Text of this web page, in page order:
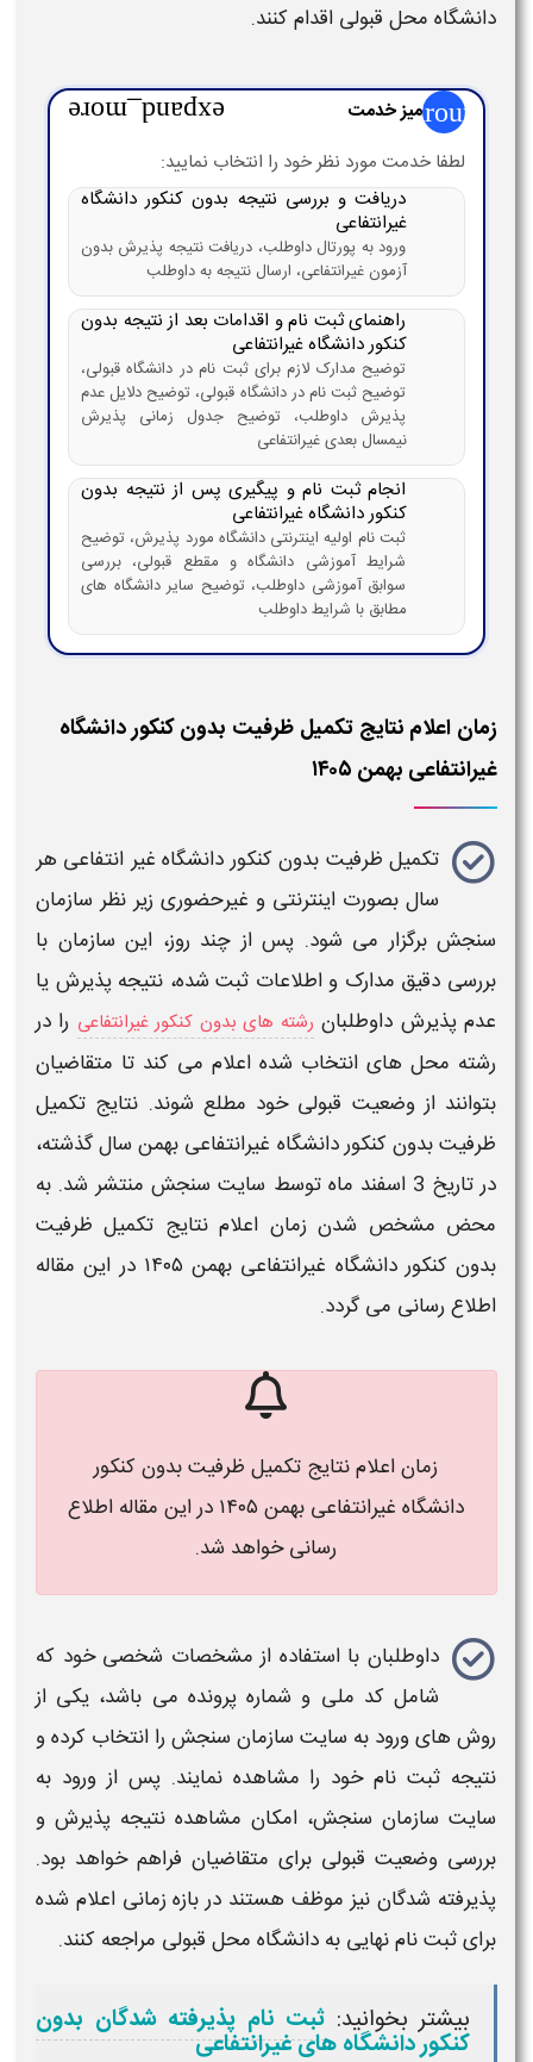
دانشگاه محل قبولی اقدام کنند.
groupمیز خدمت expand_more
لطفا خدمت مورد نظر خود را انتخاب نمایید:
دریافت و بررسی نتیجه بدون کنکور دانشگاه
غیرانتفاعی
ورود به پورتال داوطلب، دریافت نتیجه پذیرش بدون
آزمون غیرانتفاعی، ارسال نتیجه به داوطلب
راهنمای ثبت نام و اقدامات بعد از نتیجه بدون
کنکور دانشگاه غیرانتفاعی
توضیح مدارک لازم برای ثبت نام در دانشگاه قبولی،
توضیح ثبت نام در دانشگاه قبولی، توضیح دلایل عدم
پذیرش داوطلب، توضیح جدول زمانی پذیرش
نیمسال بعدی غیرانتفاعی
انجام ثبت نام و پیگیری پس از نتیجه بدون
کنکور دانشگاه غیرانتفاعی
ثبت نام اولیه اینترنتی دانشگاه مورد پذیرش، توضیح
شرایط آموزشی دانشگاه و مقطع قبولی، بررسی
سوابق آموزشی داوطلب، توضیح سایر دانشگاه های
مطابق با شرایط داوطلب
زمان اعلام نتایج تکمیل ظرفیت بدون کنکور دانشگاه
غیرانتفاعی بهمن ۱۴۰۵
تکمیل ظرفیت بدون کنکور دانشگاه غیر انتفاعی هر
سال بصورت اینترنتی و غیرحضوری زیر نظر سازمان
سنجش برگزار می شود. پس از چند روز، این سازمان با
بررسی دقیق مدارک و اطلاعات ثبت‌ شده، نتیجهپذیرش یا
عدم پذیرش داوطلبان رشته های بدون کنکور غیرانتفاعی را در
رشته محل های انتخاب شده اعلام می‌ کند تا متقاضیان
بتوانند از وضعیت قبولی خود مطلع شوند. نتایج تکمیل
ظرفیت بدون کنکور دانشگاه غیرانتفاعی بهمن سال گذشته،
در تاریخ 3 اسفند ماه توسط سایت سنجش منتشر شد.
​​ به
محض مشخص شدن زمان اعلام نتایج تکمیل ظرفیت
بدون کنکور دانشگاه غیرانتفاعی بهمن ۱۴۰۵ در این مقاله
اطلاع رسانی می گردد.
زمان اعلام نتایج تکمیل ظرفیت بدون کنکور
دانشگاه غیرانتفاعی بهمن ۱۴۰۵ در این مقاله اطلاع
رسانی خواهد شد.
داوطلبان با استفاده از مشخصات شخصی خود که
شامل کد ملی و شماره پرونده می باشد، یکی از
روش های ورود به سایت سازمان سنجش را انتخاب کرده و
نتیجه ثبت نام خود را مشاهده نمایند. پس از ورود به
سایت سازمان سنجش، امکان مشاهده نتیجه پذیرش و
بررسی وضعیت قبولی برای متقاضیان فراهم خواهد بود.
پذیرفته‌ شدگان نیز موظف هستند در بازه زمانی اعلام‌ شده
برای ثبت‌ نام نهایی به دانشگاه محل قبولی مراجعه کنند.
بیشتر بخوانید: ثبت نام پذیرفته شدگان بدون
کنکور دانشگاه های غیرانتفاعی